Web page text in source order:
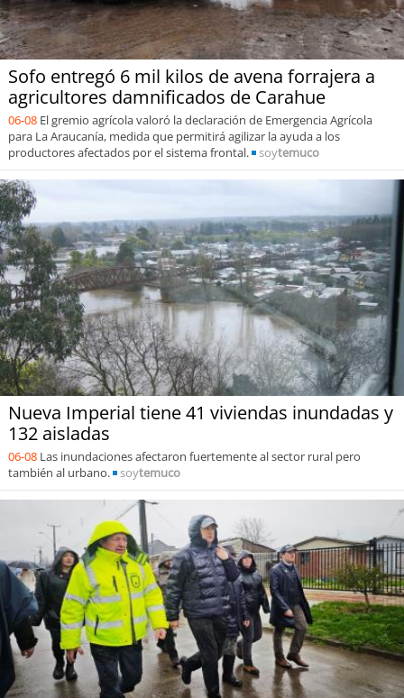
Sofo entregó 6 mil kilos de avena forrajera a
agricultores damnificados de Carahue
06-08 El gremio agrícola valoró la declaración de Emergencia Agrícola
para La Araucanía, medida que permitirá agilizar la ayuda a los
productores afectados por el sistema frontal.
soytemuco
Nueva Imperial tiene 41 viviendas inundadas y
132 aisladas
06-08 Las inundaciones afectaron fuertemente al sector rural pero
también al urbano.
soytemuco